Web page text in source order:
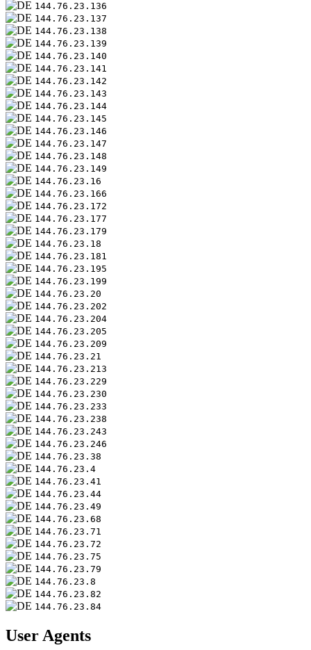
144.76.23.136
144.76.23.137
144.76.23.138
144.76.23.139
144.76.23.140
144.76.23.141
144.76.23.142
144.76.23.143
144.76.23.144
144.76.23.145
144.76.23.146
144.76.23.147
144.76.23.148
144.76.23.149
144.76.23.16
144.76.23.166
144.76.23.172
144.76.23.177
144.76.23.179
144.76.23.18
144.76.23.181
144.76.23.195
144.76.23.199
144.76.23.20
144.76.23.202
144.76.23.204
144.76.23.205
144.76.23.209
144.76.23.21
144.76.23.213
144.76.23.229
144.76.23.230
144.76.23.233
144.76.23.238
144.76.23.243
144.76.23.246
144.76.23.38
144.76.23.4
144.76.23.41
144.76.23.44
144.76.23.49
144.76.23.68
144.76.23.71
144.76.23.72
144.76.23.75
144.76.23.79
144.76.23.8
144.76.23.82
144.76.23.84
User Agents